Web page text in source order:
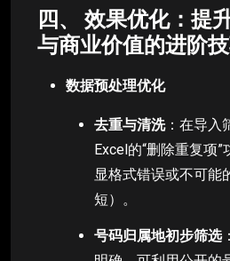
四、 效果优化：提
与商业价值的进阶
数据预处理优化
去重与清洗：在导入
Excel的“删除重复项
显格式错误或不可能
短）。
号码归属地初步筛选